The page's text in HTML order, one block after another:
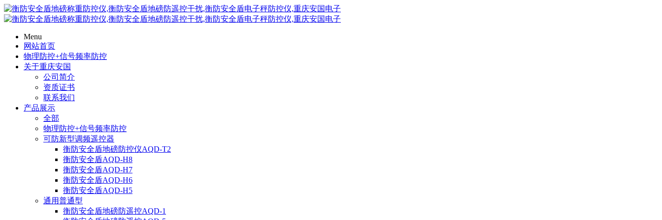
Menu
网站首页
物理防控+信号频率防控
关于重庆安国
公司简介
资质证书
联系我们
产品展示
全部
物理防控+信号频率防控
可防新型调频遥控器
衡防安全盾地磅防控仪AQD-T2
衡防安全盾AQD-H8
衡防安全盾AQD-H7
衡防安全盾AQD-H6
衡防安全盾AQD-H5
通用普通型
衡防安全盾地磅防遥控AQD-1